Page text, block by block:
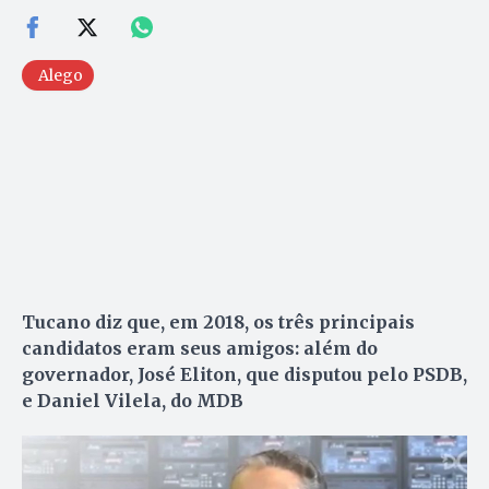
Alego
Tucano diz que, em 2018, os três principais
candidatos eram seus amigos: além do
governador, José Eliton, que disputou pelo PSDB,
e Daniel Vilela, do MDB